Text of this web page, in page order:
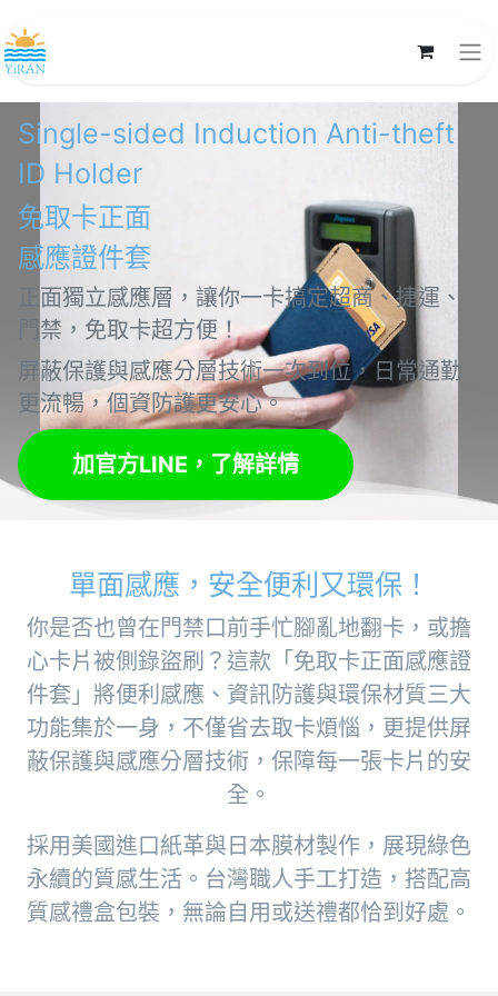
Single-sided Induction Anti-theft
ID Holder
免取卡正面
感應證件套
正面獨立感應層，讓你一卡搞定超商、捷運、
門禁，免取卡超方便！
屏蔽保護與感應分層技術一次到位，日常通勤
更流暢，個資防護更安心。
加官方LINE，了解詳情
單面感應，安全便利又環保！
你是否也曾在門禁口前手忙腳亂地翻卡，或擔
心卡片被側錄盜刷？這款「免取卡正面感應證
件套」將便利感應、資訊防護與環保材質三大
功能集於一身，不僅省去取卡煩惱，更提供屏
蔽保護與感應分層技術，保障每一張卡片的安
全。
採用美國進口紙革與日本膜材製作，展現綠色
永續的質感生活。台灣職人手工打造，搭配高
質感禮盒包裝，無論自用或送禮都恰到好處。